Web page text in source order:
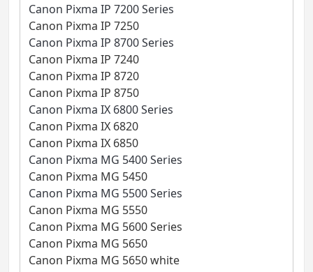
Canon Pixma IP 7200 Series
Canon Pixma IP 7250
Canon Pixma IP 8700 Series
Canon Pixma IP 7240
Canon Pixma IP 8720
Canon Pixma IP 8750
Canon Pixma IX 6800 Series
Canon Pixma IX 6820
Canon Pixma IX 6850
Canon Pixma MG 5400 Series
Canon Pixma MG 5450
Canon Pixma MG 5500 Series
Canon Pixma MG 5550
Canon Pixma MG 5600 Series
Canon Pixma MG 5650
Canon Pixma MG 5650 white